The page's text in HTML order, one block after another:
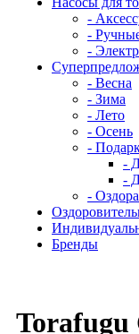
-
-
-
- Весна
- Зима
- Лето
- Осень
-
-
-
-
Бренды
Torafugu